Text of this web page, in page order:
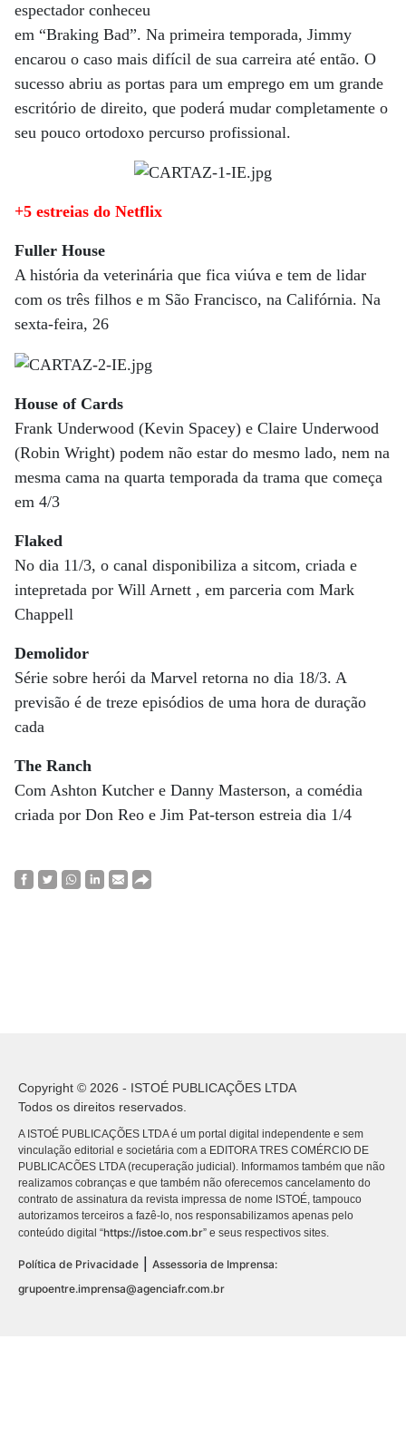
espectador conheceu
em “Braking Bad”. Na primeira temporada, Jimmy
encarou o caso mais difícil de sua carreira até então. O
sucesso abriu as portas para um emprego em um grande
escritório de direito, que poderá mudar completamente o
seu pouco ortodoxo percurso profissional.
+5 estreias do Netflix
Fuller House
A história da veterinária que fica viúva e tem de lidar
com os três filhos e m São Francisco, na Califórnia. Na
sexta-feira, 26
House of Cards
Frank Underwood (Kevin Spacey) e Claire Underwood
(Robin Wright) podem não estar do mesmo lado, nem na
mesma cama na quarta temporada da trama que começa
em 4/3
Flaked
No dia 11/3, o canal disponibiliza a sitcom, criada e
intepretada por Will Arnett , em parceria com Mark
Chappell
Demolidor
Série sobre herói da Marvel retorna no dia 18/3. A
previsão é de treze episódios de uma hora de duração
cada
The Ranch
Com Ashton Kutcher e Danny Masterson, a comédia
criada por Don Reo e Jim Pat-terson estreia dia 1/4
Copyright © 2026 - ISTOÉ PUBLICAÇÕES LTDA
Todos os direitos reservados.
A ISTOÉ PUBLICAÇÕES LTDA é um portal digital independente e sem
vinculação editorial e societária com a EDITORA TRES COMÉRCIO DE
PUBLICACÕES LTDA (recuperação judicial). Informamos também que não
realizamos cobranças e que também não oferecemos cancelamento do
contrato de assinatura da revista impressa de nome ISTOÉ, tampouco
autorizamos terceiros a fazê-lo, nos responsabilizamos apenas pelo
conteúdo digital “https://istoe.com.br” e seus respectivos sites.
Política de Privacidade | Assessoria de Imprensa:
grupoentre.imprensa@agenciafr.com.br